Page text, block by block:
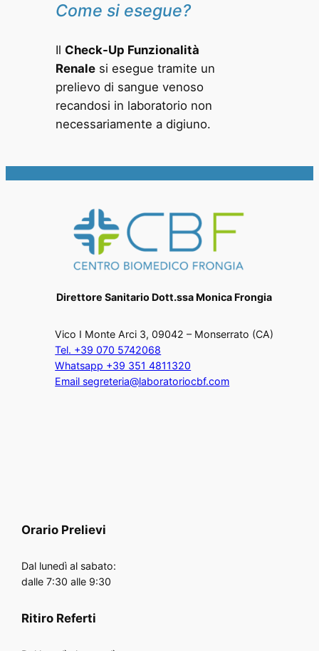
Come si esegue?
Il Check-Up Funzionalità
Renale si esegue tramite un
prelievo di sangue venoso
recandosi in laboratorio non
necessariamente a digiuno.
Direttore Sanitario Dott.ssa Monica Frongia
Vico I Monte Arci 3, 09042 – Monserrato (CA)
Tel. +39 070 5742068
Whatsapp +39 351 4811320
Email segreteria@laboratoriocbf.com
Orario Prelievi
Dal lunedì al sabato:
dalle 7:30 alle 9:30
Ritiro Referti